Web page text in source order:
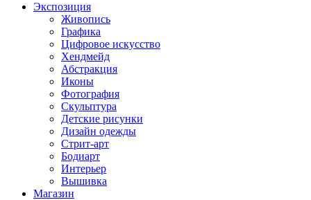
Экспозиция
Живопись
Графика
Цифровое искусство
Хендмейд
Абстракция
Иконы
Фотография
Скульптура
Детские рисунки
Дизайн одежды
Стрит-арт
Бодиарт
Интерьер
Вышивка
Магазин